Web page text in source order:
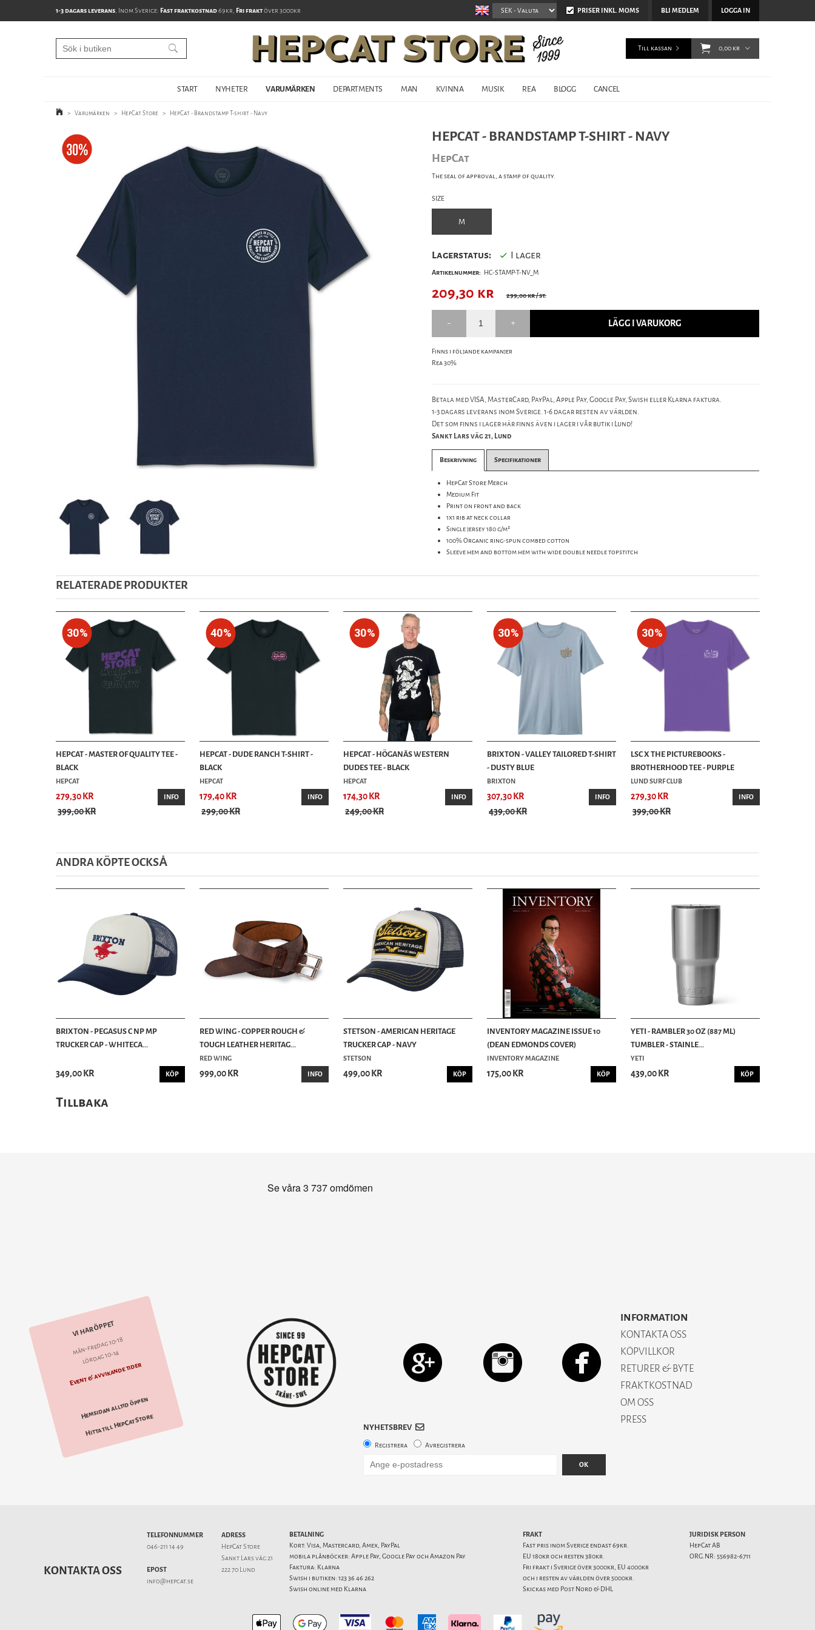
1-3 dagars leverans, Inom Sverige: Fast fraktkostnad69kr, Fri fraktöver 3000kr BLI MEDLEM LOGGA IN
PRISER INKL. MOMS
START NYHETER VARUMÄRKEN DEPARTMENTS MAN KVINNA MUSIK REA BLOGG CANCEL
Till kassan 0,00 kr
> Varumärken > HepCat Store > HepCat - Brandstamp T-shirt - Navy
HEPCAT - BRANDSTAMP T-SHIRT - NAVY
HepCat
The seal of approval, a stamp of quality.
SIZE
M
Lagerstatus: I lager
Artikelnummer: HC-STAMP-T-NV_M
209,30 kr 299,00 kr/ st.
LÄGG I VARUKORG
Finns i följande kampanjer
Rea 30%
Betala med VISA, MasterCard, PayPal, Apple Pay, Google Pay, Swish eller Klarna faktura.
1-3 dagars leverans inom Sverige. 1-6 dagar resten av världen.
Det som finns i lager här finns även i lager i vår butik i Lund!
Sankt Lars väg 21, Lund
Beskrivning Specifikationer
HepCat Store Merch
Medium Fit
Print on front and back
1x1 rib at neck collar
Single jersey 180 g/m²
100% Organic ring-spun combed cotton
Sleeve hem and bottom hem with wide double needle topstitch
RELATERADE PRODUKTER
30%
HEPCAT - MASTER OF QUALITY TEE -
BLACK
HEPCAT
279,30 KR
399,00 KR
INFO
40%
HEPCAT - DUDE RANCH T-SHIRT -
BLACK
HEPCAT
179,40 KR
299,00 KR
INFO
30%
HEPCAT - HÖGANÄS WESTERN
DUDES TEE - BLACK
HEPCAT
174,30 KR
249,00 KR
INFO
30%
BRIXTON - VALLEY TAILORED T-SHIRT
- DUSTY BLUE
BRIXTON
307,30 KR
439,00 KR
INFO
30%
LSC X THE PICTUREBOOKS -
BROTHERHOOD TEE - PURPLE
LUND SURF CLUB
279,30 KR
399,00 KR
INFO
ANDRA KÖPTE OCKSȦ
BRIXTON - PEGASUS C NP MP
TRUCKER CAP - WHITECA...
349,00 KR KÖP
RED WING - COPPER ROUGH &
TOUGH LEATHER HERITAG...
RED WING
999,00 KR INFO
STETSON - AMERICAN HERITAGE
TRUCKER CAP - NAVY
STETSON
499,00 KR KÖP
INVENTORY MAGAZINE ISSUE 10
(DEAN EDMONDS COVER)
INVENTORY MAGAZINE
175,00 KR KÖP
YETI - RAMBLER 30 OZ (887 ML)
TUMBLER - STAINLE...
YETI
439,00 KR KÖP
Tillbaka
VI HAR ÖPPET
mån-fredag 10-18
lördag 10-14
Event & avvikande tider
Hemsidan alltid öppen
Hitta till HepCat Store
INFORMATION
KONTAKTA OSS
KÖPVILLKOR
RETURER & BYTE
FRAKTKOSTNAD
OM OSS
PRESS
NYHETSBREV
Registrera Avregistrera
OK
KONTAKTA OSS
TELEFONNUMMER
046-211 14 49
EPOST
info@hepcat.se
ADRESS
HepCat Store
Sankt Lars väg 21
222 70 Lund
BETALNING
Kort: Visa, Mastercard, Amex, PayPal
mobila plånböcker: Apple Pay, Google Pay och Amazon Pay
Faktura: Klarna
Swish i butiken: 123 36 46 262
Swish online med Klarna
FRAKT
Fast pris inom Sverige endast 69kr.
EU 180kr och resten 380kr.
Fri frakt i Sverige över 3000kr, EU 4000kr
och i resten av världen över 5000kr.
Skickas med Post Nord & DHL
JURIDISK PERSON
HepCat AB
ORG.NR: 556982-6711